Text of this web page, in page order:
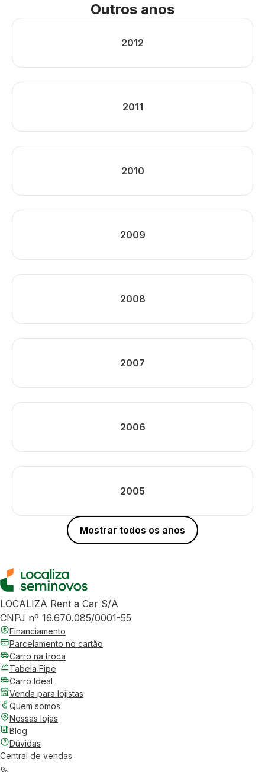
Outros anos
2012
2011
2010
2009
2008
2007
2006
2005
Mostrar todos os anos
LOCALIZA Rent a Car S/A
CNPJ nº 16.670.085/0001-55
Financiamento
Parcelamento no cartão
Carro na troca
Tabela Fipe
Carro Ideal
Venda para lojistas
Quem somos
Nossas lojas
Blog
Dúvidas
Central de vendas